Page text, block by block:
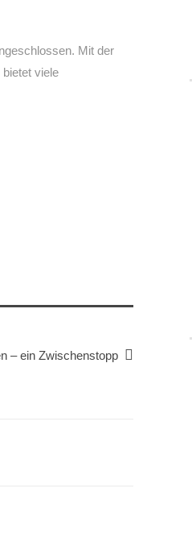
Mit der
viele
– ein Zwischenstopp